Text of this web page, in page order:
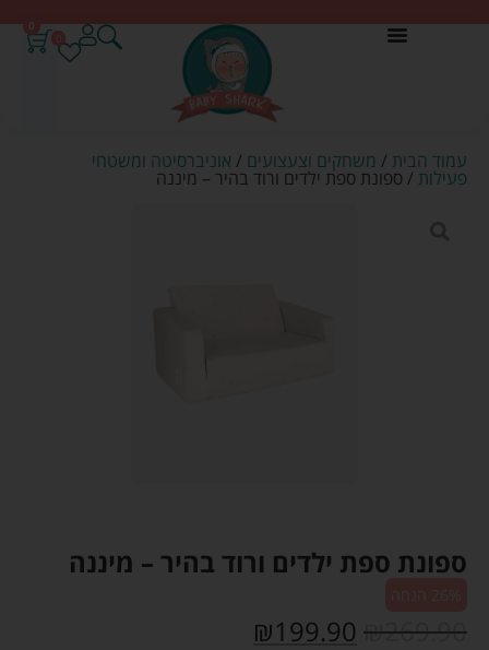
0
עמוד הבית / משחקים וצעצועים / אוניברסיטה ומשטחי
פעילות / ספונת ספת ילדים ורוד בהיר – מיננה
ספונת ספת ילדים ורוד בהיר – מיננה
₪269.90
₪199.90